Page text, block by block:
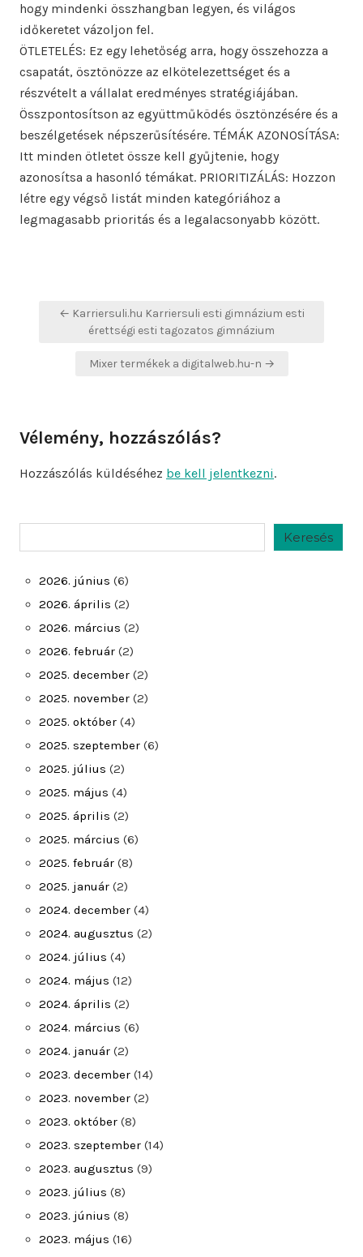
hogy mindenki összhangban legyen, és világos
időkeretet vázoljon fel.
ÖTLETELÉS: Ez egy lehetőség arra, hogy összehozza a
csapatát, ösztönözze az elkötelezettséget és a
részvételt a vállalat eredményes stratégiájában.
Összpontosítson az együttműködés ösztönzésére és a
beszélgetések népszerűsítésére. TÉMÁK AZONOSÍTÁSA:
Itt minden ötletet össze kell gyűjtenie, hogy
azonosítsa a hasonló témákat. PRIORITIZÁLÁS: Hozzon
létre egy végső listát minden kategóriához a
legmagasabb prioritás és a legalacsonyabb között.
Bejegyzés
navigáció
← Karriersuli.hu Karriersuli esti gimnázium esti
érettségi esti tagozatos gimnázium
Mixer termékek a digitalweb.hu-n →
Vélemény, hozzászólás?
Hozzászólás küldéséhez be kell jelentkezni.
Keresés
2026. június (6)
2026. április (2)
2026. március (2)
2026. február (2)
2025. december (2)
2025. november (2)
2025. október (4)
2025. szeptember (6)
2025. július (2)
2025. május (4)
2025. április (2)
2025. március (6)
2025. február (8)
2025. január (2)
2024. december (4)
2024. augusztus (2)
2024. július (4)
2024. május (12)
2024. április (2)
2024. március (6)
2024. január (2)
2023. december (14)
2023. november (2)
2023. október (8)
2023. szeptember (14)
2023. augusztus (9)
2023. július (8)
2023. június (8)
2023. május (16)